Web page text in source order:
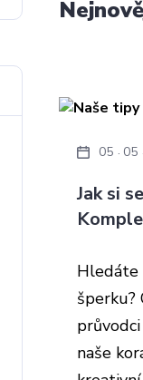
Jak si
05 05
Hledáte
šperku?
naše